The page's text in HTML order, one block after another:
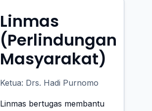
Linmas
(Perlindungan
Masyarakat)
Ketua: Drs. Hadi Purnomo
Linmas bertugas membantu